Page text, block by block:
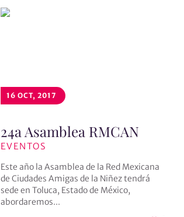
16 OCT, 2017
24a Asamblea RMCAN
EVENTOS
Este año la Asamblea de la Red Mexicana
de Ciudades Amigas de la Niñez tendrá
sede en Toluca, Estado de México,
abordaremos...